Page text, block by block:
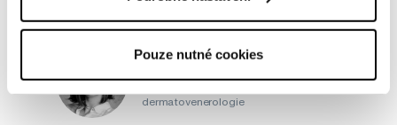
Pouze nutné cookies
atestovaná lékařka
dermatovenerologie